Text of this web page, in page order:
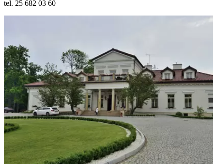
tel. 25 682 03 60